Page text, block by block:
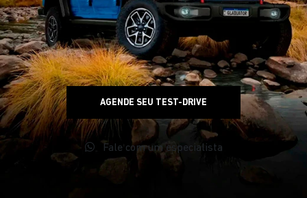
AGENDE SEU TEST-DRIVE
Fale com um especialista